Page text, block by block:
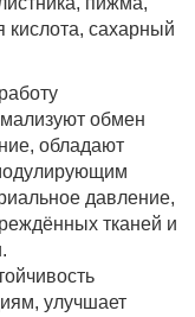
кислота, сахарный
обмен
обладают
давление,
тканей и
улучшает